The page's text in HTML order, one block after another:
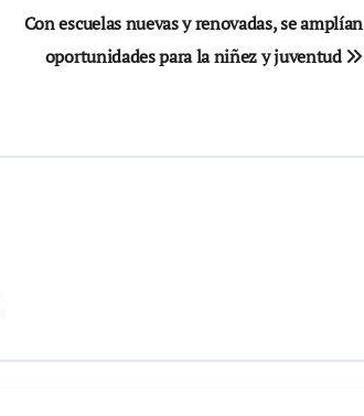
Con escuelas nuevas y renovadas, se amplían
oportunidades para la niñez y juventud